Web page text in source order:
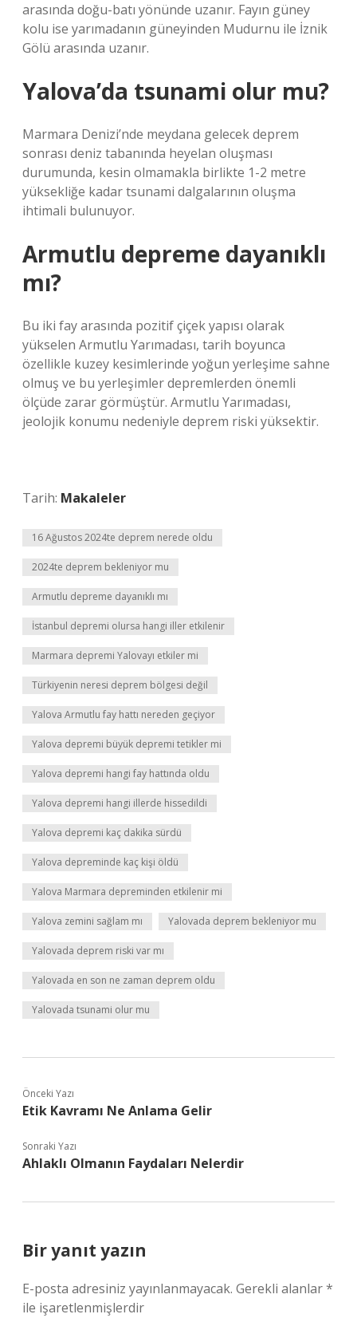
arasında doğu-batı yönünde uzanır. Fayın güney
kolu ise yarımadanın güneyinden Mudurnu ile İznik
Gölü arasında uzanır.
Yalova’da tsunami olur mu?
Marmara Denizi’nde meydana gelecek deprem
sonrası deniz tabanında heyelan oluşması
durumunda, kesin olmamakla birlikte 1-2 metre
yüksekliğe kadar tsunami dalgalarının oluşma
ihtimali bulunuyor.
Armutlu depreme dayanıklı
mı?
Bu iki fay arasında pozitif çiçek yapısı olarak
yükselen Armutlu Yarımadası, tarih boyunca
özellikle kuzey kesimlerinde yoğun yerleşime sahne
olmuş ve bu yerleşimler depremlerden önemli
ölçüde zarar görmüştür. Armutlu Yarımadası,
jeolojik konumu nedeniyle deprem riski yüksektir.
Tarih: Makaleler
16 Ağustos 2024te deprem nerede oldu
2024te deprem bekleniyor mu
Armutlu depreme dayanıklı mı
İstanbul depremi olursa hangi iller etkilenir
Marmara depremi Yalovayı etkiler mi
Türkiyenin neresi deprem bölgesi değil
Yalova Armutlu fay hattı nereden geçiyor
Yalova depremi büyük depremi tetikler mi
Yalova depremi hangi fay hattında oldu
Yalova depremi hangi illerde hissedildi
Yalova depremi kaç dakika sürdü
Yalova depreminde kaç kişi öldü
Yalova Marmara depreminden etkilenir mi
Yalova zemini sağlam mı Yalovada deprem bekleniyor mu
Yalovada deprem riski var mı
Yalovada en son ne zaman deprem oldu
Yalovada tsunami olur mu
Önceki Yazı
Etik Kavramı Ne Anlama Gelir
Sonraki Yazı
Ahlaklı Olmanın Faydaları Nelerdir
Bir yanıt yazın
E-posta adresiniz yayınlanmayacak. Gerekli alanlar*
ile işaretlenmişlerdir